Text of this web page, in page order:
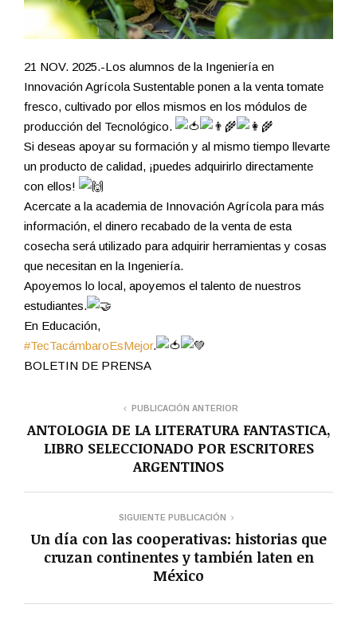
21 NOV. 2025.-Los alumnos de la Ingeniería en
Innovación Agrícola Sustentable ponen a la venta tomate
fresco, cultivado por ellos mismos en los módulos de
producción del Tecnológico.
Si deseas apoyar su formación y al mismo tiempo llevarte
un producto de calidad, ¡puedes adquirirlo directamente
con ellos!
Acercate a la academia de Innovación Agrícola para más
información, el dinero recabado de la venta de esta
cosecha será utilizado para adquirir herramientas y cosas
que necesitan en la Ingeniería.
Apoyemos lo local, apoyemos el talento de nuestros
estudiantes.
En Educación,
#TecTacámbaroEsMejor.
BOLETIN DE PRENSA
PUBLICACIÓN ANTERIOR
ANTOLOGIA DE LA LITERATURA FANTASTICA,
LIBRO SELECCIONADO POR ESCRITORES
ARGENTINOS
SIGUIENTE PUBLICACIÓN
Un día con las cooperativas: historias que
cruzan continentes y también laten en
México